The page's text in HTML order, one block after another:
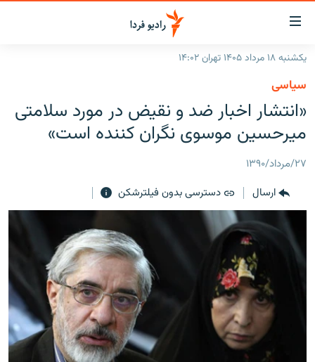
لینک‌های
قابلیت
دسترسی
بازگشت
منوی
اصلی
رفتن
صفحه
جستجو
ایران
برنامه‌های رادیویی
فرکانس‌ها
پادکست
چندرسانه‌ای
گزارش‌های تصویری
گزارش‌های ویدئویی
زنان فردا
English
به ما بپیوندید
یکشنبه ۱۸ مرداد ۱۴۰۵ تهران ۱۴:۰۲
سیاسی
«انتشار اخبار ضد و نقيض در مورد سلامتی
ميرحسين موسوی نگران کننده است»
۲۷/مرداد/۱۳۹۰
ارسال
دسترسی بدون فیلترشکن